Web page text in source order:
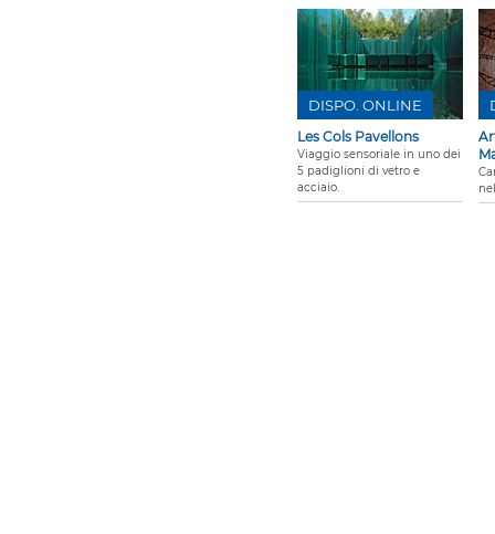
Les Cols Pavellons
Viaggio sensoriale in uno dei
5 padiglioni di vetro e
acciaio.
DISPO. ONLINE